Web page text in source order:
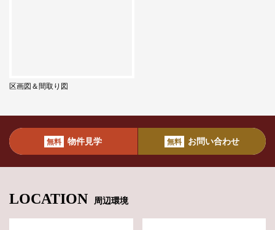
区画図＆間取り図
無料 物件見学 無料 お問い合わせ
LOCATION 周辺環境